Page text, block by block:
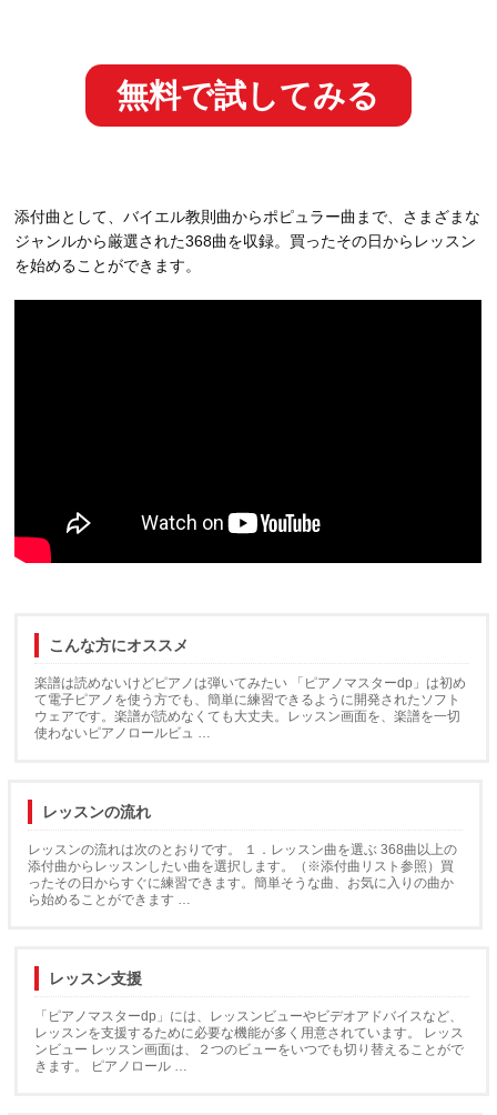
無料で試してみる
添付曲として、バイエル教則曲からポピュラー曲まで、さまざまな
ジャンルから厳選された368曲を収録。買ったその日からレッスン
を始めることができます。
こんな方にオススメ
楽譜は読めないけどピアノは弾いてみたい 「ピアノマスターdp」は初め
て電子ピアノを使う方でも、簡単に練習できるように開発されたソフト
ウェアです。楽譜が読めなくても大丈夫。レッスン画面を、楽譜を一切
使わないピアノロールビュ …
レッスンの流れ
レッスンの流れは次のとおりです。 １．レッスン曲を選ぶ 368曲以上の
添付曲からレッスンしたい曲を選択します。（※添付曲リスト参照）買
ったその日からすぐに練習できます。簡単そうな曲、お気に入りの曲か
ら始めることができます …
レッスン支援
「ピアノマスターdp」には、レッスンビューやビデオアドバイスなど、
レッスンを支援するために必要な機能が多く用意されています。 レッス
ンビュー レッスン画面は、２つのビューをいつでも切り替えることがで
きます。 ピアノロール …